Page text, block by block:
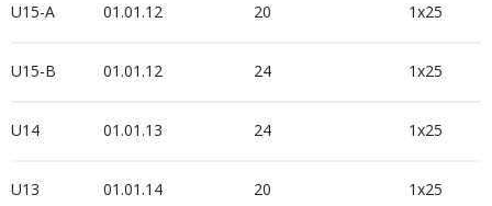
U15-A 01.01.12 20 1x25
U15-B 01.01.12 24 1x25
U14 01.01.13 24 1x25
U13 01.01.14 20 1x25